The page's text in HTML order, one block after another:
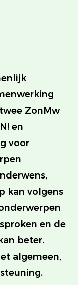
ZonMw
en
voor
kan volgens
en de
beter.
algemeen,